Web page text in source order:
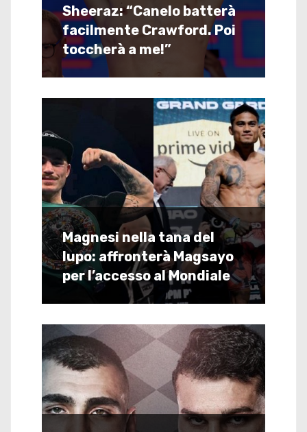
Sheeraz: “Canelo batterà
facilmente Crawford. Poi
toccherà a me!”
Magnesi nella tana del
lupo: affronterà Magsayo
per l’accesso al Mondiale